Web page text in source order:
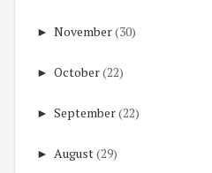
► November(30)
► October(22)
► September(22)
► August(29)